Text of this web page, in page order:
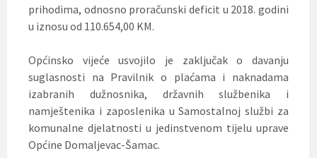
prihodima, odnosno proračunski deficit u 2018. godini
u iznosu od 110.654,00 KM.
Općinsko vijeće usvojilo je zaključak o davanju
suglasnosti na Pravilnik o plaćama i naknadama
izabranih dužnosnika, državnih službenika i
namještenika i zaposlenika u Samostalnoj službi za
komunalne djelatnosti u jedinstvenom tijelu uprave
Općine Domaljevac-Šamac.